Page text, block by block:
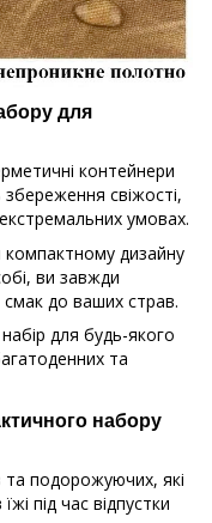
для
контейнери
свіжості,
умовах.
компактному дизайну
ви завжди
до ваших страв.
для будь-якого
та
набору
та подорожуючих, які
під час відпустки